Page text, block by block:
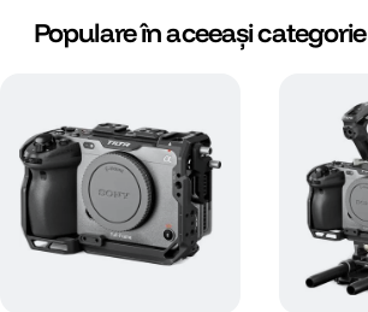
Populare în aceeași categorie